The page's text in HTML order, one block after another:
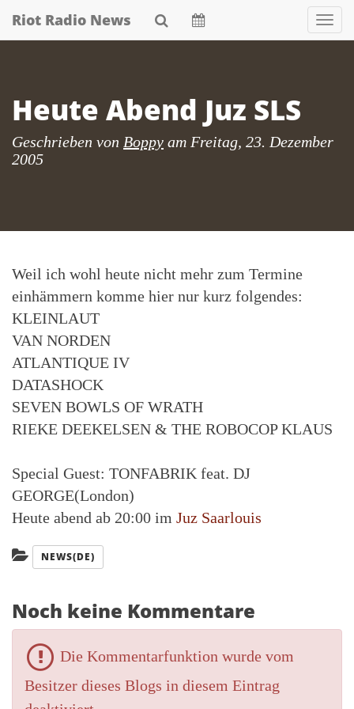
SkipRiot Radio News
Heute Abend Juz SLS
Geschrieben von Boppy am Freitag, 23. Dezember
2005
Weil ich wohl heute nicht mehr zum Termine
einhämmern komme hier nur kurz folgendes:
KLEINLAUT
VAN NORDEN
ATLANTIQUE IV
DATASHOCK
SEVEN BOWLS OF WRATH
RIEKE DEEKELSEN & THE ROBOCOP KLAUS
Special Guest: TONFABRIK feat. DJ
GEORGE(London)
Heute abend ab 20:00 im Juz Saarlouis
Kategorien:
NEWS(DE)
Noch keine Kommentare
Die Kommentarfunktion wurde vom
Besitzer dieses Blogs in diesem Eintrag